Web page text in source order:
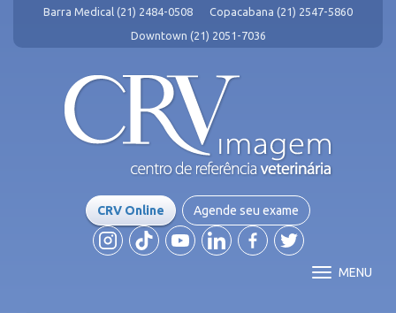
Barra Medical (21) 2484-0508
Copacabana (21) 2547-5860
Downtown (21) 2051-7036
CRV Online Agende seu exame
MENU